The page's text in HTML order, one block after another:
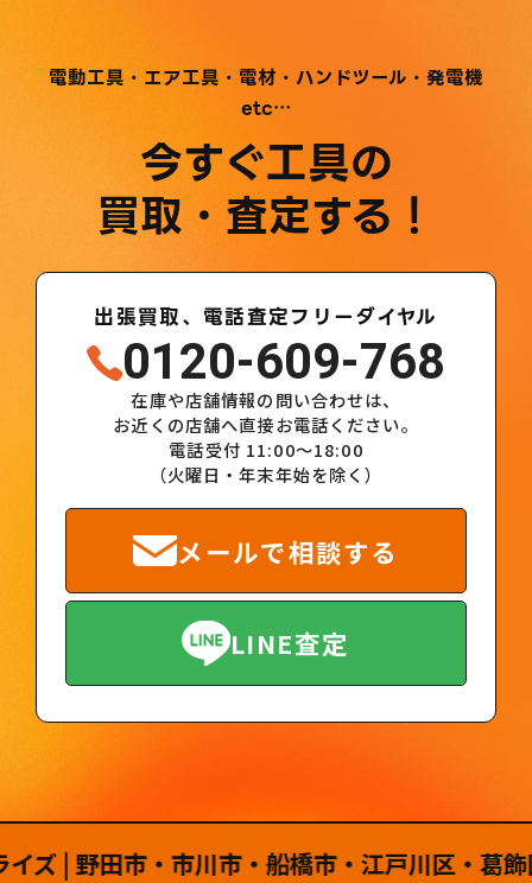
電動工具・エア工具・電材・ハンドツール・発電機
etc…
今すぐ工具の
買取・査定する！
出張買取、電話査定フリーダイヤル
0120-609-768
在庫や店舗情報の問い合わせは、
お近くの店舗へ直接お電話ください。
電話受付 11:00～18:00
（火曜日・年末年始を除く）
メールで相談する
LINE査定
田市・市川市・船橋市・江戸川区・葛飾区・